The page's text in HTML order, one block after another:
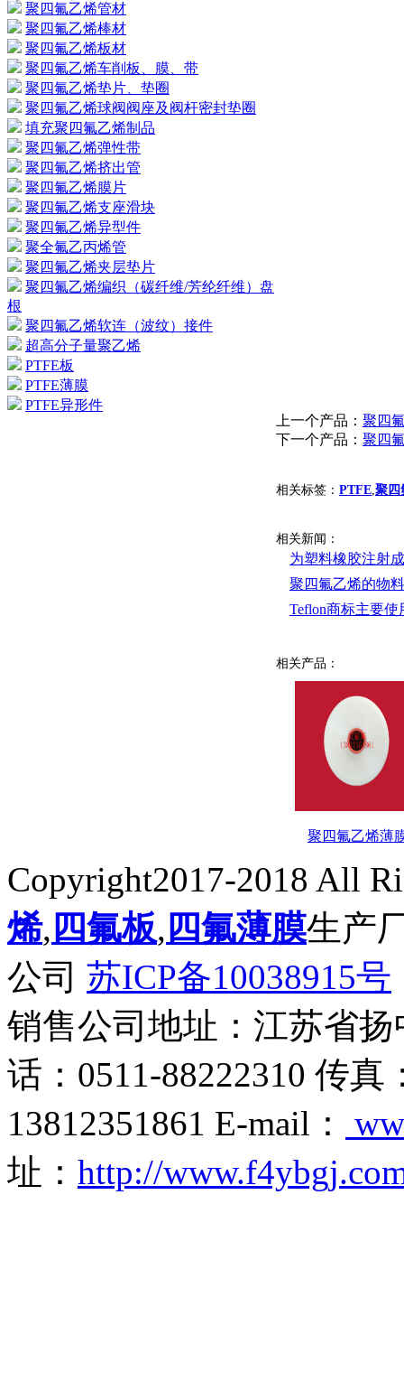
聚四氟乙烯管材
聚四氟乙烯棒材
聚四氟乙烯板材
聚四氟乙烯车削板、膜、带
聚四氟乙烯垫片、垫圈
聚四氟乙烯球阀阀座及阀杆密封垫圈
填充聚四氟乙烯制品
聚四氟乙烯弹性带
聚四氟乙烯挤出管
聚四氟乙烯膜片
聚四氟乙烯支座滑块
聚四氟乙烯异型件
聚全氟乙丙烯管
聚四氟乙烯夹层垫片
聚四氟乙烯编织（碳纤维/芳纶纤维）盘
根
聚四氟乙烯软连（波纹）接件
超高分子量聚乙烯
PTFE板
PTFE薄膜
PTFE异形件
上一个产品： 聚四
下一个产品： 聚四
相关标签： PTFE,聚四
相关新闻：
为塑料橡胶注射
聚四氟乙烯的物
Teflon商标主要
相关产品：
聚四氟乙烯薄
Copyright2017-2018 All
烯, 四氟板, 四氟薄膜生产
公司 苏ICP备10038915号
销售公司地址：江苏省
话：0511-88222310 传真
13812351861 E-mail：
址： http://